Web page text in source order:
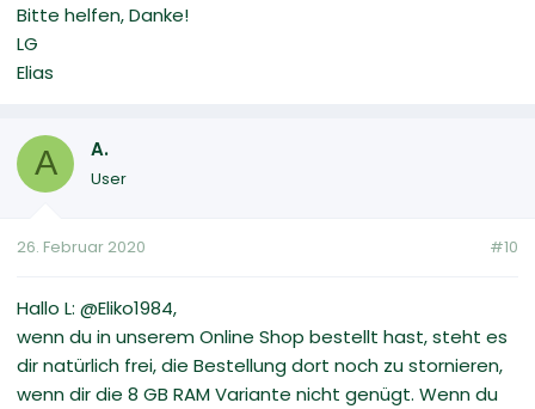
Bitte helfen, Danke!
LG
Elias
A A.
User
26. Februar 2020 #10
Hallo L: @Eliko1984,
wenn du in unserem Online Shop bestellt hast, steht es
dir natürlich frei, die Bestellung dort noch zu stornieren,
wenn dir die 8 GB RAM Variante nicht genügt. Wenn du